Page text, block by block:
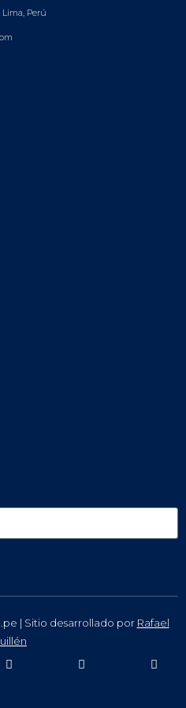
Lima, Perú
| Sitio desarrollado por Rafael